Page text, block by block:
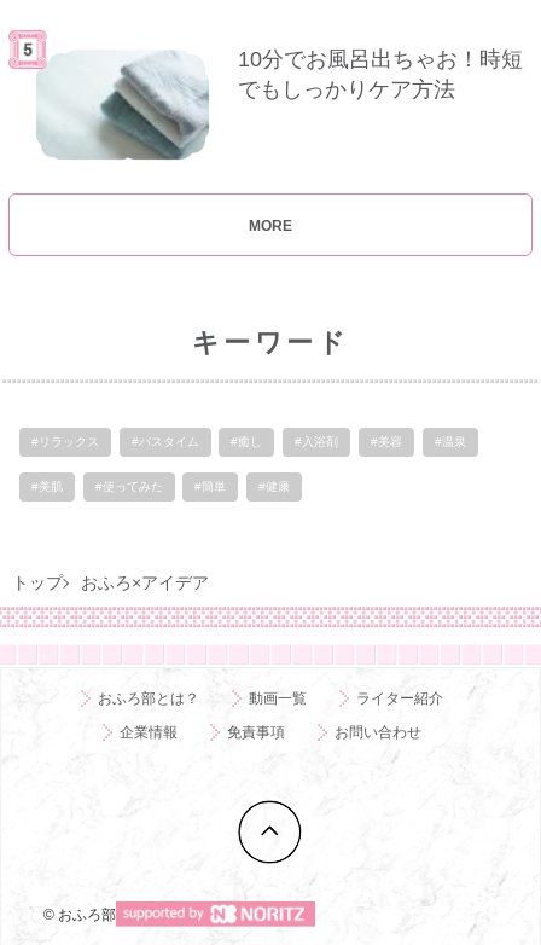
10分でお風呂出ちゃお！時短
でもしっかりケア方法
MORE
キーワード
#リラックス #バスタイム #癒し #入浴剤 #美容 #温泉
#美肌 #使ってみた #簡単 #健康
トップ おふろ×アイデア
© おふろ部
おふろ部とは？ 動画一覧
ライター紹介
企業情報
免責事項 お問い合わせ